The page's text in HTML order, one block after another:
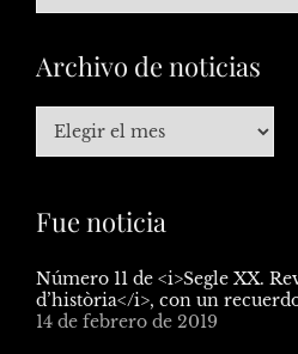
Archivo de noticias
Fue noticia
Número 11 de <i>Segle XX.
d’història</i>, con un
14 de febrero de 2019